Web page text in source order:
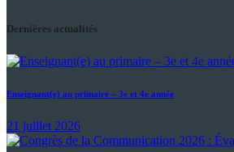
Dernières actualités
Enseignant(e) au primaire – 3e et 4e année
21 juillet 2026